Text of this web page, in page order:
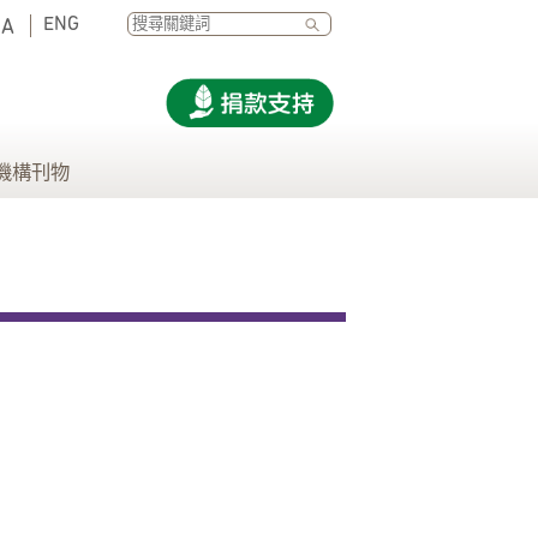
A ENG
構刊物